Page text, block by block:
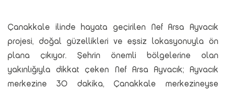
Çanakkale ilinde hayata geçirilen Nef Arsa Ayvacık
projesi, doğal güzellikleri ve eşsiz lokasyonuyla ön
plana çıkıyor. Şehrin önemli bölgelerine olan
yakınlığıyla dikkat çeken Nef Arsa Ayvacık; Ayvacık
merkezine 30 dakika, Çanakkale merkezineyse